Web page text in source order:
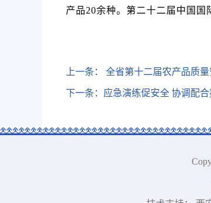
产品20余种。第二十二届中国国
上一条： 全省第十二届农产品质
下一条： 应急演练促安全 协调配